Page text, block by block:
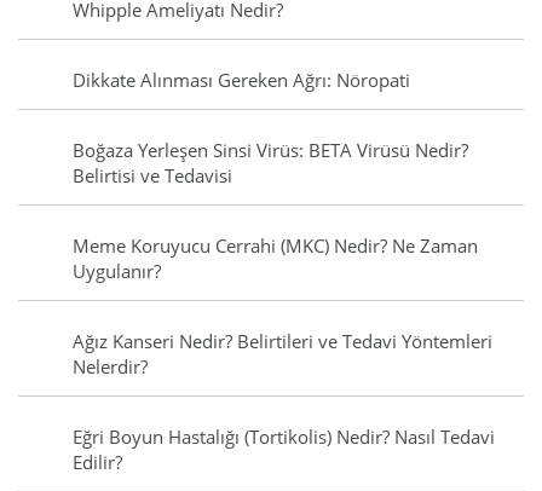
Whipple Ameliyatı Nedir?
Dikkate Alınması Gereken Ağrı: Nöropati
Boğaza Yerleşen Sinsi Virüs: BETA Virüsü Nedir?
Belirtisi ve Tedavisi
Meme Koruyucu Cerrahi (MKC) Nedir? Ne Zaman
Uygulanır?
Ağız Kanseri Nedir? Belirtileri ve Tedavi Yöntemleri
Nelerdir?
Eğri Boyun Hastalığı (Tortikolis) Nedir? Nasıl Tedavi
Edilir?